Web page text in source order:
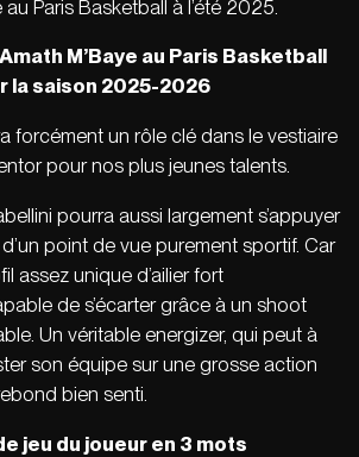
Paris Basketball à l’été 2025.
M’Baye au Paris Basketball
la saison 2025-2026
forcément un rôle clé dans le vestiaire
pour nos plus jeunes talents.
pourra aussi largement s’appuyer
point de vue purement sportif. Car
assez unique d’ailier fort
de s’écarter grâce à un shoot
Un véritable energizer, qui peut à
son équipe sur une grosse action
bien senti.
jeu du joueur en 3 mots